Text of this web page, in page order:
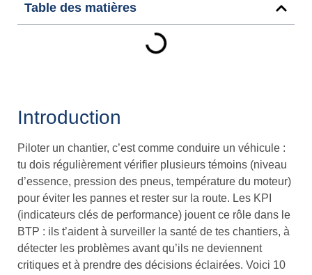
Table des matières
Introduction
Piloter un chantier, c’est comme conduire un véhicule :
tu dois régulièrement vérifier plusieurs témoins (niveau
d’essence, pression des pneus, température du moteur)
pour éviter les pannes et rester sur la route. Les KPI
(indicateurs clés de performance) jouent ce rôle dans le
BTP : ils t’aident à surveiller la santé de tes chantiers, à
détecter les problèmes avant qu’ils ne deviennent
critiques et à prendre des décisions éclairées. Voici 10